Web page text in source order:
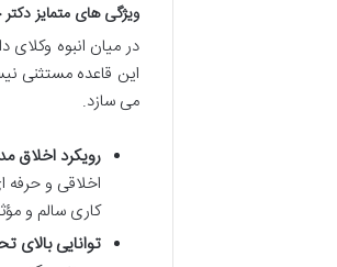
ویژگی های متمایز
در میان انبوه
این قاعده مستثنی
می سازد.
رویکرد اخلاق
اخلاقی و حرفه
کاری سالم و
توانایی بالای